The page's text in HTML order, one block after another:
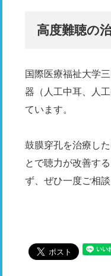
高度難聴の
国際医療福祉大学
器（人工中耳、人
ています。
鼓膜穿孔を治療し
とで聴力が改善す
ず、ぜひ一度ご相談